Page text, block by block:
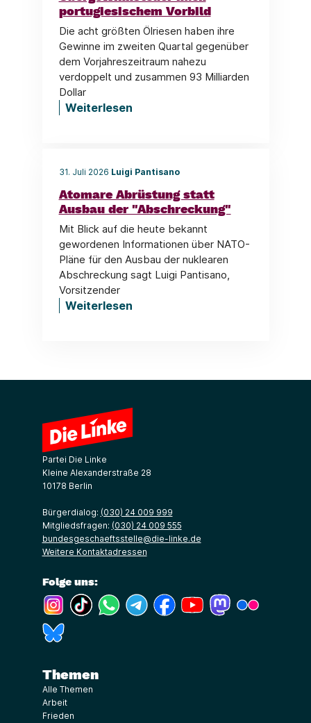
portugiesischem Vorbild
Die acht größten Ölriesen haben ihre
Gewinne im zweiten Quartal gegenüber
dem Vorjahreszeitraum nahezu
verdoppelt und zusammen 93 Milliarden
Dollar
Weiterlesen
31. Juli 2026 Luigi Pantisano
Atomare Abrüstung statt
Ausbau der "Abschreckung"
Mit Blick auf die heute bekannt
gewordenen Informationen über NATO-
Pläne für den Ausbau der nuklearen
Abschreckung sagt Luigi Pantisano,
Vorsitzender
Weiterlesen
Partei Die Linke
Kleine Alexanderstraße 28
10178 Berlin
Bürgerdialog: (030) 24 009 999
Mitgliedsfragen: (030) 24 009 555
bundesgeschaeftsstelle@die-linke.de
Weitere Kontaktadressen
Folge uns:
(Link öffnet ein neues Fenster)
(Link öffnet ein neues Fenster)
(Link öffnet ein neues Fenster)
(Link öffnet ein neues Fenster)
(Link öffnet ein neues Fenster)
(Link öffnet ein neues
(Link öffnet ein
Themen
Alle Themen
Arbeit
Frieden